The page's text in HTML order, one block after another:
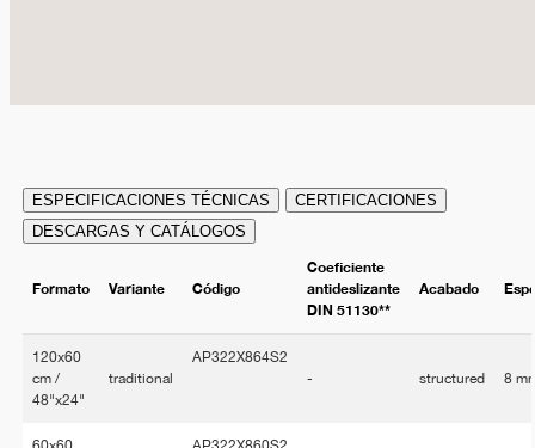
ESPECIFICACIONES TÉCNICAS
CERTIFICACIONES
DESCARGAS Y CATÁLOGOS
Formato Variante Código
Coeficiente
antideslizante
DIN 51130**
Acabado
120x60
cm /
48"x24"
traditional
AP322X864S2
-
structured 8